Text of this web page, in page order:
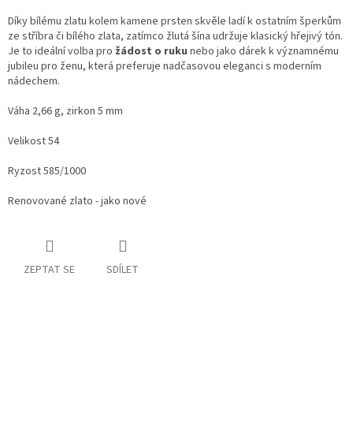
Díky bílému zlatu kolem kamene prsten skvěle ladí k ostatním šperkům
ze stříbra či bílého zlata, zatímco žlutá šína udržuje klasický hřejivý tón.
Je to ideální volba pro žádost o ruku nebo jako dárek k významnému
jubileu pro ženu, která preferuje nadčasovou eleganci s moderním
nádechem.
Váha 2,66 g, zirkon 5 mm
Velikost 54
Ryzost 585/1000
Renovované zlato - jako nové
ZEPTAT SE SDÍLET